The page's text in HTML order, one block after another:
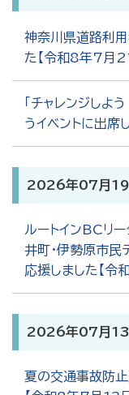
神奈川県道路利
た【令和8年7月21
「チャレンジし
うイベントに出席
2026年07月19
ルートインBCリ
井町・伊勢原市民
応援しました【令
2026年07月13
夏の交通事故防止